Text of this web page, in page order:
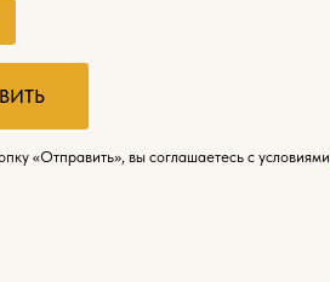
«Отправить», вы соглашаетесь с условиями